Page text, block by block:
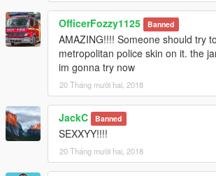
OfficerFozzy1125 Banned
AMAZING!!!! Someone should try
metropolitan police skin on it. the
im gonna try now
20 Tháng mười hai, 2018
JackC Banned
SEXXYY!!!!
20 Tháng mười hai, 2018